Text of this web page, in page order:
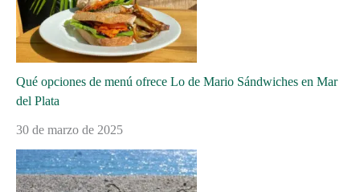
Qué opciones de menú ofrece Lo de Mario Sándwiches en Mar
del Plata
30 de marzo de 2025